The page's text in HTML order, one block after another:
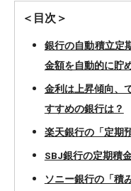
＜目次＞
銀行の自動積立定
金額を自動的に貯
金利は上昇傾向、
すすめの銀行は？
楽天銀行の「定期
SBJ銀行の定期積
ソニー銀行の「積